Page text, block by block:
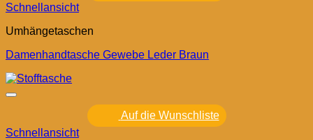
Schnellansicht
Umhängetaschen
Damenhandtasche Gewebe Leder Braun
Auf die Wunschliste
Schnellansicht